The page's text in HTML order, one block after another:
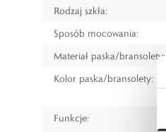
Rodzaj szkła:
Sposób mocowania:
Materiał paska/bransolety:
Kolor paska/bransolety:
Funkcje: